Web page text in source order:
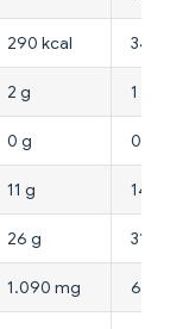
290 kcal 346
2 g 1 g
0 g 0 g
11 g 14 g
26 g 31 g
1.090 mg 665